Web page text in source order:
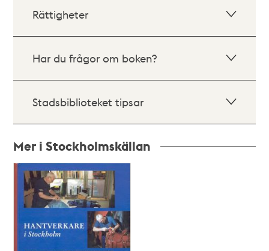
Rättigheter
Har du frågor om boken?
Stadsbiblioteket tipsar
Mer i Stockholmskällan
Relaterade
poster
och
teman